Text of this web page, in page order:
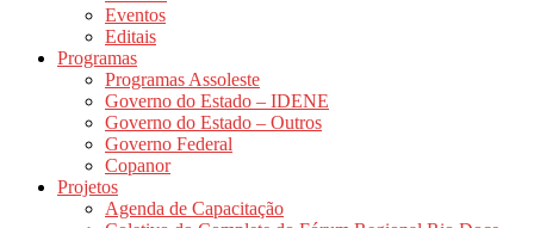
Eventos
Editais
Programas
Programas Assoleste
Governo do Estado – IDENE
Governo do Estado – Outros
Governo Federal
Copanor
Projetos
Agenda de Capacitação